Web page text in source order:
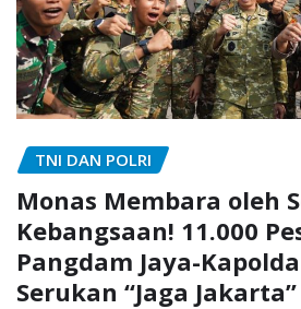
TNI DAN POLRI
Monas Membara oleh
Kebangsaan! 11.000
Pangdam Jaya-
Serukan “Jaga Jakarta”